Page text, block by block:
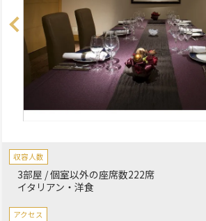
収容人数
3部屋 / 個室以外の座席数222席
イタリアン・洋食
アクセス